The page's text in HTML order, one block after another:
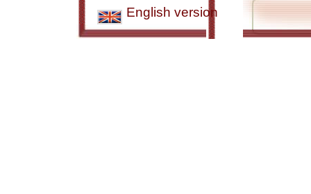
English version